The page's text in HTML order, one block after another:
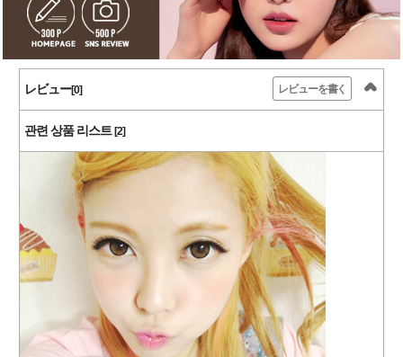
レビュー[0] レビューを書く
관련 상품 리스트 [2]